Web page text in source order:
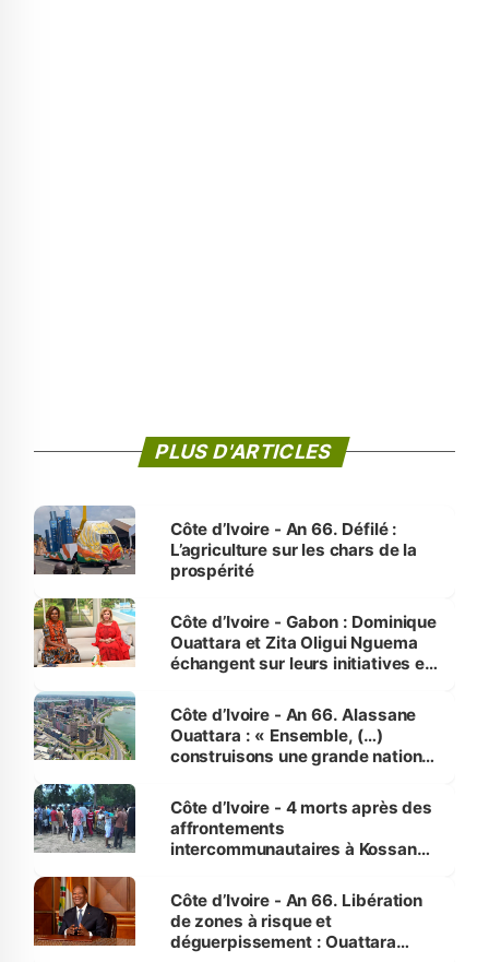
PLUS D'ARTICLES
Côte d’Ivoire - An 66. Défilé :
L’agriculture sur les chars de la
prospérité
Côte d’Ivoire - Gabon : Dominique
Ouattara et Zita Oligui Nguema
échangent sur leurs initiatives en
enfants
Côte d’Ivoire - An 66. Alassane
Ouattara : « Ensemble, (…)
construisons une grande nation
générations futures »
Côte d’Ivoire - 4 morts après des
affrontements
intercommunautaires à Kossandji
milieu des sinistrés
Côte d’Ivoire - An 66. Libération
de zones à risque et
déguerpissement : Ouattara